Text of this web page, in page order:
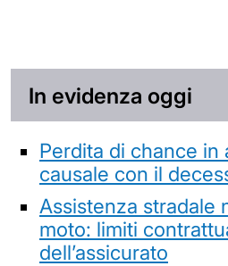
In evidenza oggi
Perdita di chance in
causale con il
Assistenza stradale
moto: limiti
dell’assicurato